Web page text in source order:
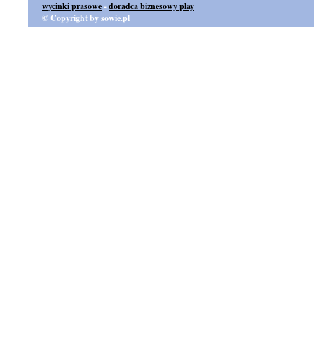
wycinki prasowe-doradca biznesowy play
© Copyright by sowie.pl